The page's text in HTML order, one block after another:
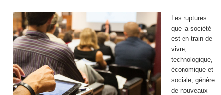
Les ruptures
que la société
est en train de
vivre,
technologique,
économique et
sociale, génère
de nouveaux